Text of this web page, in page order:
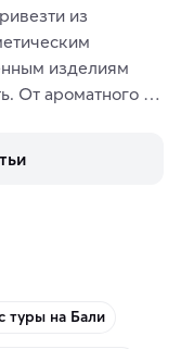
из
изделиям
От ароматного
или себе на
туры на Бали